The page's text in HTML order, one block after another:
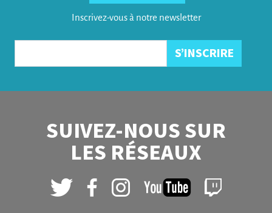
Inscrivez-vous à notre newsletter
SUIVEZ-NOUS SUR
LES RÉSEAUX